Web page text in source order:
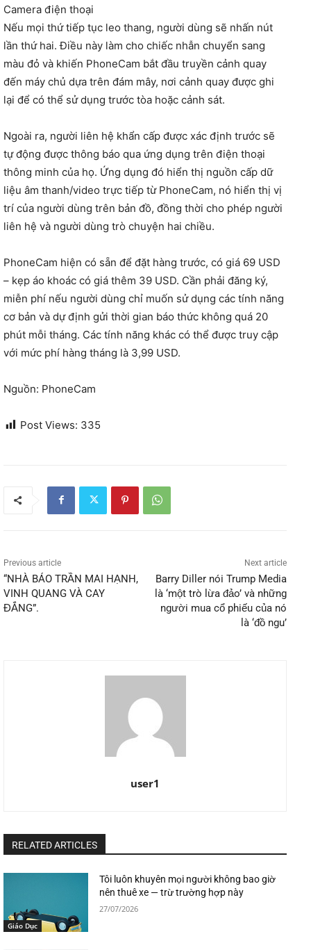
Camera điện thoại
Nếu mọi thứ tiếp tục leo thang, người dùng sẽ nhấn nút
lần thứ hai. Điều này làm cho chiếc nhẫn chuyển sang
màu đỏ và khiến PhoneCam bắt đầu truyền cảnh quay
đến máy chủ dựa trên đám mây, nơi cảnh quay được ghi
lại để có thể sử dụng trước tòa hoặc cảnh sát.
Ngoài ra, người liên hệ khẩn cấp được xác định trước sẽ
tự động được thông báo qua ứng dụng trên điện thoại
thông minh của họ. Ứng dụng đó hiển thị nguồn cấp dữ
liệu âm thanh/video trực tiếp từ PhoneCam, nó hiển thị vị
trí của người dùng trên bản đồ, đồng thời cho phép người
liên hệ và người dùng trò chuyện hai chiều.
PhoneCam hiện có sẵn để đặt hàng trước, có giá 69 USD
– kẹp áo khoác có giá thêm 39 USD. Cần phải đăng ký,
miễn phí nếu người dùng chỉ muốn sử dụng các tính năng
cơ bản và dự định gửi thời gian báo thức không quá 20
phút mỗi tháng. Các tính năng khác có thể được truy cập
với mức phí hàng tháng là 3,99 USD.
Nguồn: PhoneCam
Post Views: 335
Previous article
“NHÀ BÁO TRẦN MAI HẠNH,
VINH QUANG VÀ CAY
ĐẮNG”.
Next article
Barry Diller nói Trump Media
là ‘một trò lừa đảo’ và những
người mua cổ phiếu của nó
là ‘đồ ngu’
user1
RELATED ARTICLES
Giáo Dục
Tôi luôn khuyên mọi người không bao giờ
nên thuê xe — trừ trường hợp này
27/07/2026